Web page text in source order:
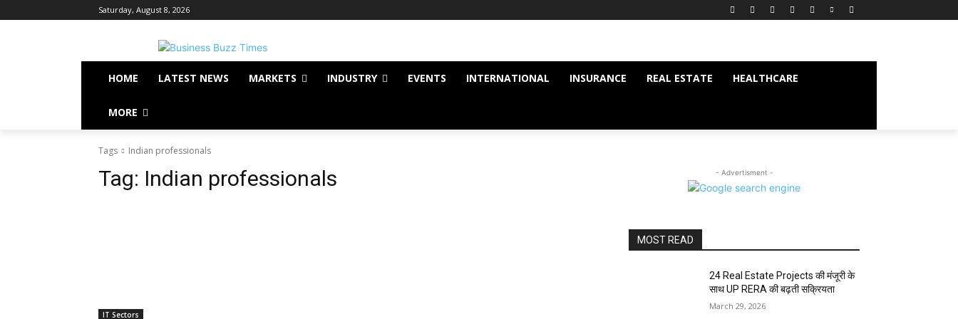
Saturday, August 8, 2026
HOME LATEST NEWS MARKETS INDUSTRY EVENTS INTERNATIONAL INSURANCE REAL ESTATE HEALTHCARE
MORE
Tags Indian professionals
Tag: Indian professionals
IT Sectors
- Advertisment -
MOST READ
24 Real Estate Projects की मंजूरी के
साथ UP RERA की बढ़ती सक्रियता
March 29, 2026